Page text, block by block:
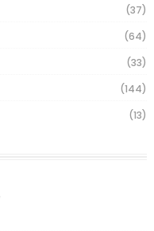
(37)
(64)
(33)
(144)
(13)